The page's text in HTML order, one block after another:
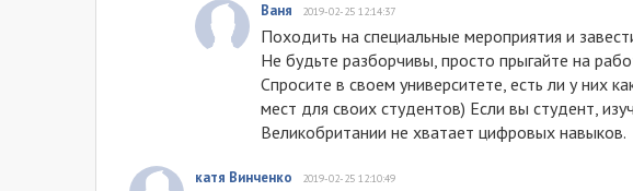
Ваня 2019-02-25 12:14:37
Походить на специальные мероприятия и
Не будьте разборчивы, просто прыгайте на
Спросите в своем университете, есть ли у них
мест для своих студентов) Если вы студент,
Великобритании не хватает цифровых навыков.
катя Винченко 2019-02-25 12:10:49